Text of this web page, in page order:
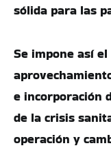
sólida para las
Se impone así
e incorporación
de la crisis
operación y